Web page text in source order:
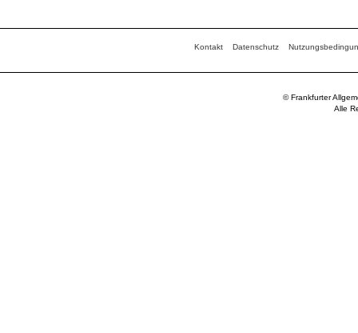
Kontakt Datenschutz
© Frankfurter
Alle